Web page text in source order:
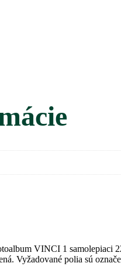
VINCI 1 samolepiaci
Vyžadované polia sú